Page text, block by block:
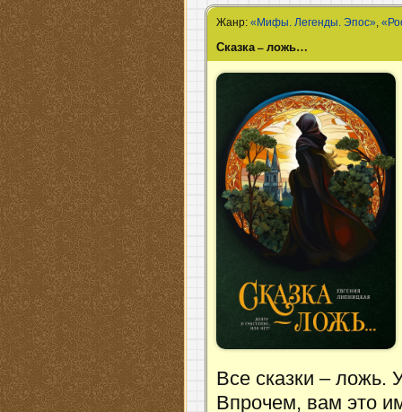
Жанр:«Мифы. Легенды. Эпос»,
Сказка – ложь…
Все сказки – ложь.
Впрочем, вам это